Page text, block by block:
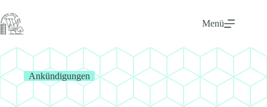
Inhalt
springen
Menü
Ankündigungen